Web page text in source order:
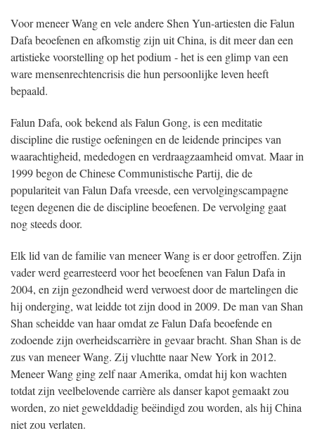
Voor meneer Wang en vele andere Shen Yun-artiesten die Falun
Dafa beoefenen en afkomstig zijn uit China, is dit meer dan een
artistieke voorstelling op het podium - het is een glimp van een
ware mensenrechtencrisis die hun persoonlijke leven heeft
bepaald.
Falun Dafa, ook bekend als Falun Gong, is een meditatie
discipline die rustige oefeningen en de leidende principes van
waarachtigheid, mededogen en verdraagzaamheid omvat. Maar in
1999 begon de Chinese Communistische Partij, die de
populariteit van Falun Dafa vreesde, een vervolgingscampagne
tegen degenen die de discipline beoefenen. De vervolging gaat
nog steeds door.
Elk lid van de familie van meneer Wang is er door getroffen. Zijn
vader werd gearresteerd voor het beoefenen van Falun Dafa in
2004, en zijn gezondheid werd verwoest door de martelingen die
hij onderging, wat leidde tot zijn dood in 2009. De man van Shan
Shan scheidde van haar omdat ze Falun Dafa beoefende en
zodoende zijn overheidscarrière in gevaar bracht. Shan Shan is de
zus van meneer Wang. Zij vluchtte naar New York in 2012.
Meneer Wang ging zelf naar Amerika, omdat hij kon wachten
totdat zijn veelbelovende carrière als danser kapot gemaakt zou
worden, zo niet gewelddadig beëindigd zou worden, als hij China
niet zou verlaten.